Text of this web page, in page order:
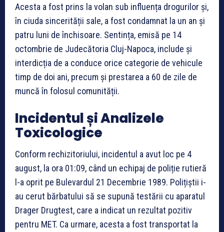
Acesta a fost prins la volan sub influența drogurilor și,
în ciuda sincerității sale, a fost condamnat la un an și
patru luni de închisoare. Sentința, emisă pe 14
octombrie de Judecătoria Cluj-Napoca, include și
interdicția de a conduce orice categorie de vehicule
timp de doi ani, precum și prestarea a 60 de zile de
muncă în folosul comunității.
Incidentul și Analizele
Toxicologice
Conform rechizitoriului, incidentul a avut loc pe 4
august, la ora 01:09, când un echipaj de poliție rutieră
l-a oprit pe Bulevardul 21 Decembrie 1989. Polițiștii i-
au cerut bărbatului să se supună testării cu aparatul
Drager Drugtest, care a indicat un rezultat pozitiv
pentru MET. Ca urmare, acesta a fost transportat la